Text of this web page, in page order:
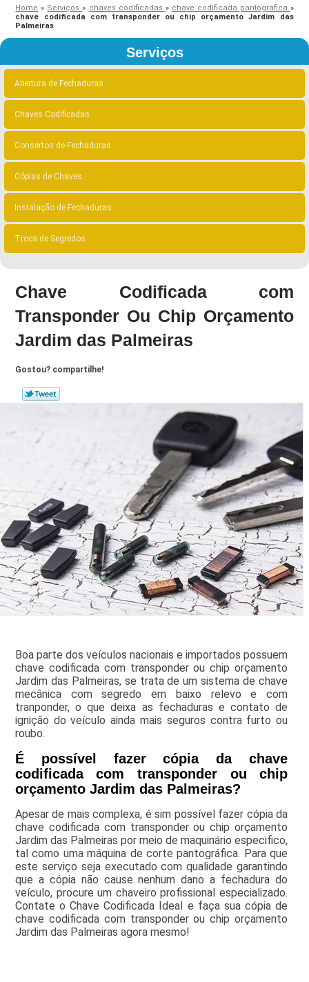
Home » Serviços» chaves codificadas » chave codificada pantográfica »
chave codificada com transponder ou chip orçamento Jardim das
Palmeiras
Serviços
Abertura de Fechaduras
Chaves Codificadas
Consertos de Fechaduras
Cópias de Chaves
Instalação de Fechaduras
Troca de Segredos
Chave Codificada com
Transponder Ou Chip Orçamento
Jardim das Palmeiras
Gostou? compartilhe!
Boa parte dos veículos nacionais e importados possuem
chave codificada com transponder ou chip orçamento
Jardim das Palmeiras, se trata de um sistema de chave
mecânica com segredo em baixo relevo e com
tranponder, o que deixa as fechaduras e contato de
ignição do veículo ainda mais seguros contra furto ou
roubo.
É possível fazer cópia da chave
codificada com transponder ou chip
orçamento Jardim das Palmeiras?
Apesar de mais complexa, é sim possível fazer cópia da
chave codificada com transponder ou chip orçamento
Jardim das Palmeiras por meio de maquinário especifico,
tal como uma máquina de corte pantográfica. Para que
este serviço seja executado com qualidade garantindo
que a cópia não cause nenhum dano a fechadura do
veículo, procure um chaveiro profissional especializado.
Contate o Chave Codificada Ideal e faça sua cópia de
chave codificada com transponder ou chip orçamento
Jardim das Palmeiras agora mesmo!